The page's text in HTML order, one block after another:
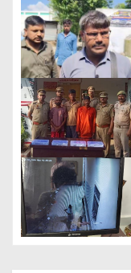
a
t
i
o
n